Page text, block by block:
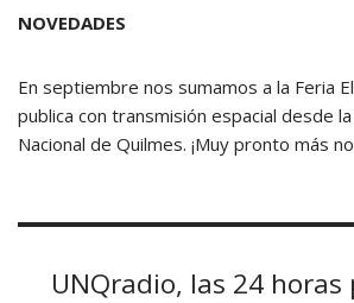
NOVEDADES
En septiembre nos sumamos a la Feria
publica con transmisión espacial desde
Nacional de Quilmes. ¡Muy pronto más
UNQradio, las 24 horas